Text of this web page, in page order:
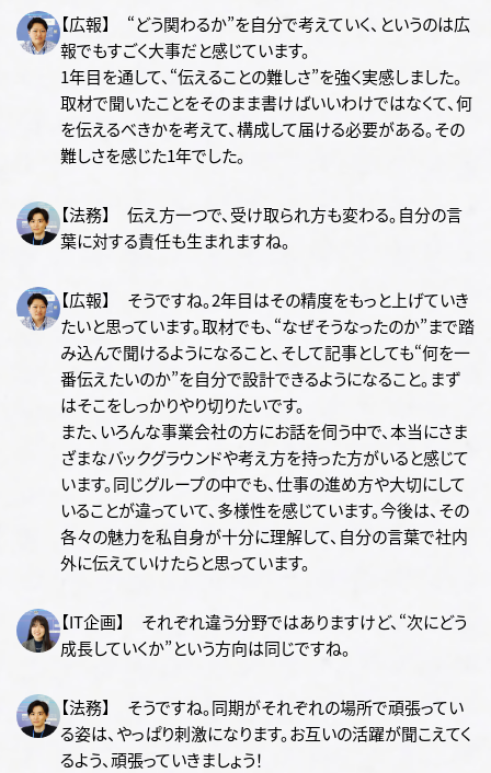
【広報】 “どう関わるか”を自分で考えていく、というのは広
報でもすごく大事だと感じています。
1年目を通して、“伝えることの難しさ”を強く実感しました。
取材で聞いたことをそのまま書けばいいわけではなくて、何
を伝えるべきかを考えて、構成して届ける必要がある。その
難しさを感じた1年でした。
【法務】 伝え方一つで、受け取られ方も変わる。自分の言
葉に対する責任も生まれますね。
【広報】 そうですね。2年目はその精度をもっと上げていき
たいと思っています。取材でも、“なぜそうなったのか”まで踏
み込んで聞けるようになること、そして記事としても“何を一
番伝えたいのか”を自分で設計できるようになること。まず
はそこをしっかりやり切りたいです。
また、いろんな事業会社の方にお話を伺う中で、本当にさま
ざまなバックグラウンドや考え方を持った方がいると感じて
います。同じグループの中でも、仕事の進め方や大切にして
いることが違っていて、多様性を感じています。今後は、その
各々の魅力を私自身が十分に理解して、自分の言葉で社内
外に伝えていけたらと思っています。
【IT企画】 それぞれ違う分野ではありますけど、“次にどう
成長していくか”という方向は同じですね。
【法務】 そうですね。同期がそれぞれの場所で頑張ってい
る姿は、やっぱり刺激になります。お互いの活躍が聞こえてく
るよう、頑張っていきましょう！